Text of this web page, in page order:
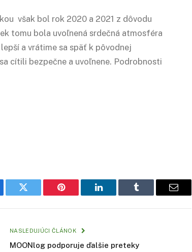
však bol rok 2020 a 2021 z dôvodu
tomu bola uvoľnená srdečná atmosféra
a vrátime sa späť k pôvodnej
cítili bezpečne a uvoľnene. Podrobnosti
Twitter Pinterest LinkedIn Tumblr Email
NASLEDUJÚCI ČLÁNOK
MOONlog podporuje ďalšie preteky